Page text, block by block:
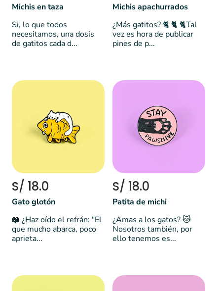
Michis en taza
Si, lo que todos
necesitamos, una dosis
de gatitos cada d...
Michis apachurrados
¿Más gatitos? 🐈 🐈 🐈Tal
vez es hora de publicar
pines de p...
S/ 18.0
Gato glotón
📖 ¿Haz oído el refrán: "El
que mucho abarca, poco
aprieta...
S/ 18.0
Patita de michi
¿Amas a los gatos? 🐱
Nosotros también, por
ello tenemos es...